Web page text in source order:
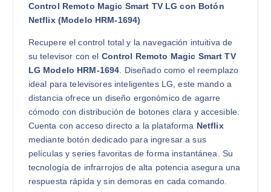
Control Remoto Magic Smart TV LG con Botón
Netflix (Modelo HRM-1694)
Recupere el control total y la navegación intuitiva de
su televisor con el Control Remoto Magic Smart TV
LG Modelo HRM-1694 . Diseñado como el reemplazo
ideal para televisores inteligentes LG, este mando a
distancia ofrece un diseño ergonómico de agarre
cómodo con distribución de botones clara y accesible.
Cuenta con acceso directo a la plataforma Netflix
mediante botón dedicado para ingresar a sus
películas y series favoritas de forma instantánea. Su
tecnología de infrarrojos de alta potencia asegura una
respuesta rápida y sin demoras en cada comando.